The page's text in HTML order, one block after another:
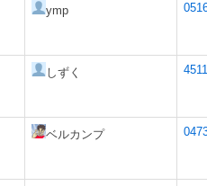
ymp
しずく
ベルカンプ